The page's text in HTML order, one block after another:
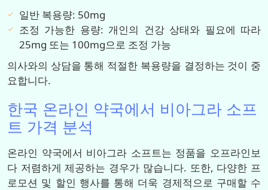
일반 복용량: 50mg
조정 가능한 용량: 개인의 건강 상태와 필요에 따라
25mg 또는 100mg으로 조정 가능
의사와의 상담을 통해 적절한 복용량을 결정하는 것이 중
요합니다.
한국 온라인 약국에서 비아그라 소프
트 가격 분석
온라인 약국에서 비아그라 소프트는 정품을 오프라인보
다 저렴하게 제공하는 경우가 많습니다. 또한, 다양한 프
로모션 및 할인 행사를 통해 더욱 경제적으로 구매할 수